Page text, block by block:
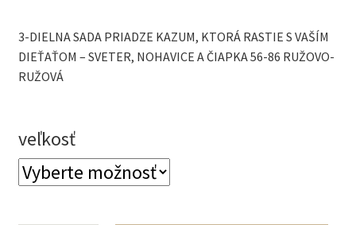
3-DIELNA SADA PRIADZE KAZUM, KTORÁ RASTIE S VAŠÍM
DIEŤAŤOM – SVETER, NOHAVICE A ČIAPKA 56-86 RUŽOVO-
RUŽOVÁ
veľkosť